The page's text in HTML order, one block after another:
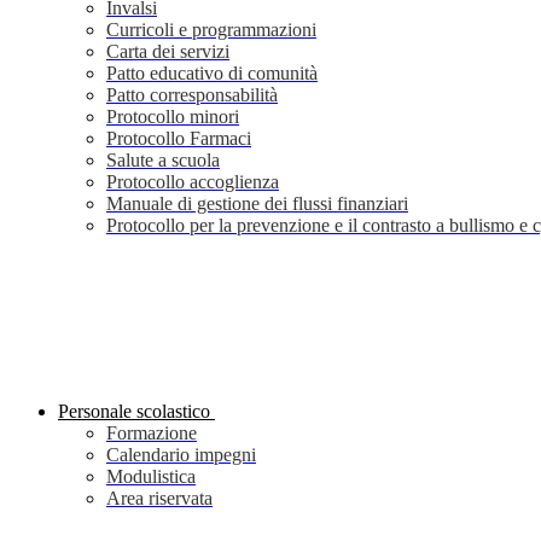
Invalsi
Curricoli e programmazioni
Carta dei servizi
Patto educativo di comunità
Patto corresponsabilità
Protocollo minori
Protocollo Farmaci
Salute a scuola
Protocollo accoglienza
Manuale di gestione dei flussi finanziari
Protocollo per la prevenzione e il contrasto a bullismo e
Personale scolastico
Formazione
Calendario impegni
Modulistica
Area riservata